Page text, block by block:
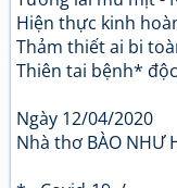
Hiện thực kinh
Thảm thiết ai bi
Thiên tai bệnh*
Ngày 12/04/2020
Nhà thơ BÀO NHƯ